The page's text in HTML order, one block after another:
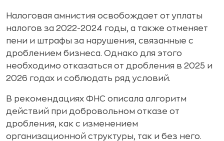
Налоговая амнистия освобождает от уплаты
налогов за 2022-2024 годы, а также отменяет
пени и штрафы за нарушения, связанные с
дроблением бизнеса. Однако для этого
необходимо отказаться от дробления в 2025 и
2026 годах и соблюдать ряд условий.
В рекомендациях ФНС описала алгоритм
действий при добровольном отказе от
дробления, как с изменением
организационной структуры, так и без него.